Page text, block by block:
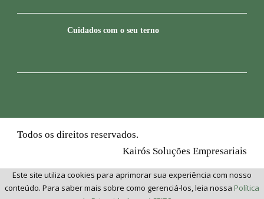
Cuidados com o seu terno
Todos os direitos reservados.
Kairós Soluções Empresariais
Este site utiliza cookies para aprimorar sua experiência com nosso
conteúdo. Para saber mais sobre como gerenciá-los, leia nossa Política